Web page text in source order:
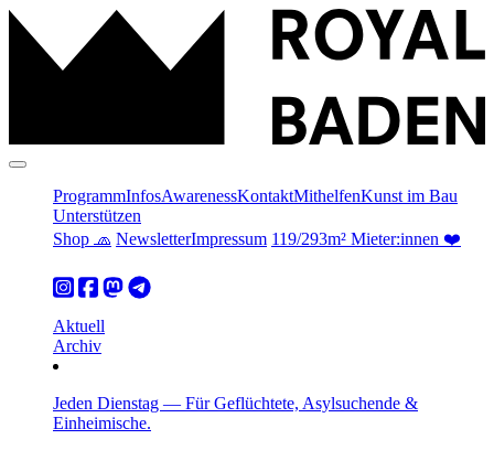
ProgrammInfosAwarenessKontaktMithelfenKunst im Bau
Unterstützen
Shop 🧢 NewsletterImpressum 119/293m² Mieter:innen ❤️
Aktuell
Archiv
Jeden Dienstag — Für Geflüchtete, Asylsuchende &
Einheimische.